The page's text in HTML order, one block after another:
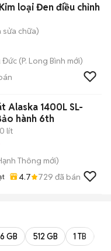
loại Đen điều chỉnh
chữa)
Đức (P. Long Bình mới)
Alaska 1400L SL-
hành 6th
lít
Thông mới)
4.7 729 đã bán
GB 512 GB 1 TB